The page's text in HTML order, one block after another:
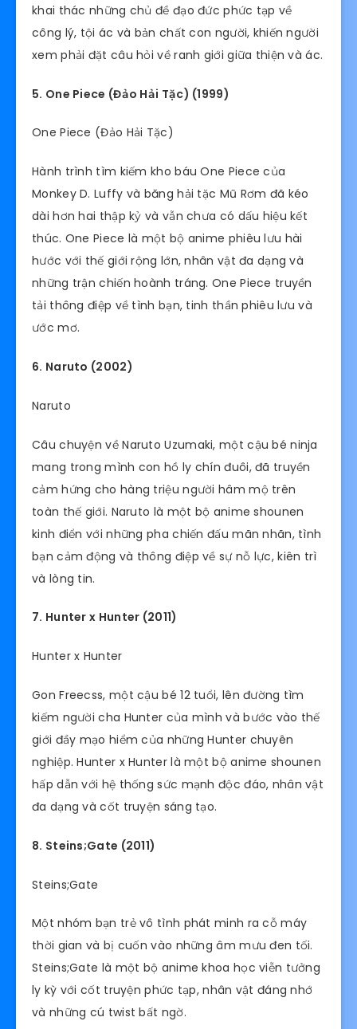
khai thác những chủ đề đạo đức phức tạp về
công lý, tội ác và bản chất con người, khiến người
xem phải đặt câu hỏi về ranh giới giữa thiện và ác.
5. One Piece (Đảo Hải Tặc) (1999)
One Piece (Đảo Hải Tặc)
Hành trình tìm kiếm kho báu One Piece của
Monkey D. Luffy và băng hải tặc Mũ Rơm đã kéo
dài hơn hai thập kỷ và vẫn chưa có dấu hiệu kết
thúc. One Piece là một bộ anime phiêu lưu hài
hước với thế giới rộng lớn, nhân vật đa dạng và
những trận chiến hoành tráng. One Piece truyền
tải thông điệp về tình bạn, tinh thần phiêu lưu và
ước mơ.
6. Naruto (2002)
Naruto
Câu chuyện về Naruto Uzumaki, một cậu bé ninja
mang trong mình con hồ ly chín đuôi, đã truyền
cảm hứng cho hàng triệu người hâm mộ trên
toàn thế giới. Naruto là một bộ anime shounen
kinh điển với những pha chiến đấu mãn nhãn, tình
bạn cảm động và thông điệp về sự nỗ lực, kiên trì
và lòng tin.
7. Hunter x Hunter (2011)
Hunter x Hunter
Gon Freecss, một cậu bé 12 tuổi, lên đường tìm
kiếm người cha Hunter của mình và bước vào thế
giới đầy mạo hiểm của những Hunter chuyên
nghiệp. Hunter x Hunter là một bộ anime shounen
hấp dẫn với hệ thống sức mạnh độc đáo, nhân vật
đa dạng và cốt truyện sáng tạo.
8. Steins;Gate (2011)
Steins;Gate
Một nhóm bạn trẻ vô tình phát minh ra cỗ máy
thời gian và bị cuốn vào những âm mưu đen tối.
Steins;Gate là một bộ anime khoa học viễn tưởng
ly kỳ với cốt truyện phức tạp, nhân vật đáng nhớ
và những cú twist bất ngờ.